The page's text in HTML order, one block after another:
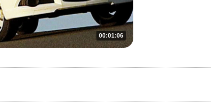
00:01:06